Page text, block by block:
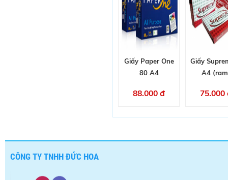
Giấy Paper One
80 A4
88.000 đ
Giấy
A4
75.000
CÔNG TY TNHH ĐỨC HOA